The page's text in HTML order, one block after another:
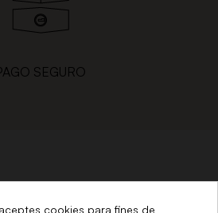
SEGURO
cookies para fines de